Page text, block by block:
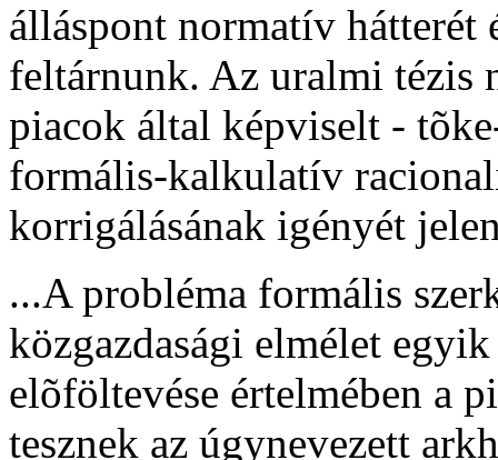
álláspont normatív hátterét
feltárnunk. Az uralmi tézis
piacok által képviselt -
formális-kalkulatív
korrigálásának igényét
...A probléma formális
közgazdasági elmélet
elõföltevése értelmében a
tesznek az úgynevezett